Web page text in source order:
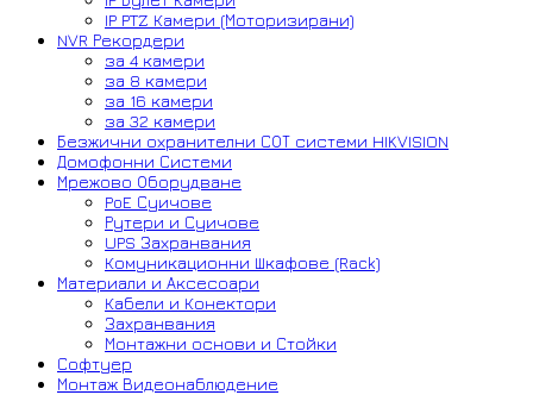
IP PTZ Камери (Моторизирани)
NVR Рекордери
за 4 камери
за 8 камери
за 16 камери
за 32 камери
Безжични охранителни СОТ системи HIKVISION
Домофонни Системи
Мрежово Оборудване
PoE Суичове
Рутери и Суичове
UPS Захранвания
Комуникационни Шкафове (Rack)
Материали и Аксесоари
Кабели и Конектори
Захранвания
Монтажни основи и Стойки
Софтуер
Монтаж Видеонаблюдение